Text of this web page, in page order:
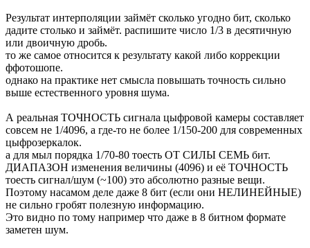
Результат интерполяции займёт сколько угодно бит, сколько
дадите столько и займёт. распишите число 1/3 в десятичную
или двоичную дробь.
то же самое относится к результату какой либо коррекции
ффотошопе.
однако на практике нет смысла повышать точность сильно
выше естественного уровня шума.
А реальная ТОЧНОСТЬ сигнала цыфровой камеры составляет
совсем не 1/4096, а где-то не более 1/150-200 для современных
цыфрозеркалок.
а для мыл порядка 1/70-80 тоесть ОТ СИЛЫ СЕМЬ бит.
ДИАПАЗОН изменения величины (4096) и её ТОЧНОСТЬ
тоесть сигнал/шум (~100) это абсолютно разные вещи.
Поэтому насамом деле даже 8 бит (если они НЕЛИНЕЙНЫЕ)
не сильно гробят полезную информацию.
Это видно по тому например что даже в 8 битном формате
заметен шум.